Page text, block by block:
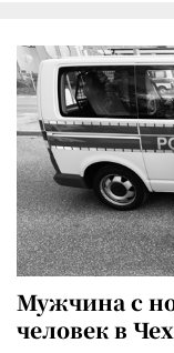
Мужчина с
человек в